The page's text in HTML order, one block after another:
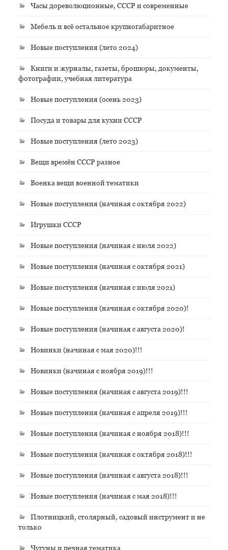
Часы дореволюционные, СССР и современные
Мебель и всё остальное крупногабаритное
Новые поступления (лето 2024)
Книги и журналы, газеты, брошюры, документы,
фотографии, учебная литература
Новые поступления (осень 2023)
Посуда и товары для кухни СССР
Новые поступления (лето 2023)
Вещи времён СССР разное
Военка вещи военной тематики
Новые поступления (начиная с октября 2022)
Игрушки СССР
Новые поступления (начиная с июля 2022)
Новые поступления (начиная с октября 2021)
Новые поступления (начиная с июля 2021)
Новые поступления (начиная с октября 2020)!
Новые поступления (начиная с августа 2020)!
Новинки (начиная с мая 2020)!!!
Новинки (начиная с ноября 2019)!!!
Новые поступления (начиная с августа 2019)!!!
Новые поступления (начиная с апреля 2019)!!!
Новые поступления (начиная с ноября 2018)!!!
Новые поступления (начиная с октября 2018)!!!
Новые поступления (начиная с августа 2018)!!!
Новые поступления (начиная с мая 2018)!!!
Плотницкий, столярный, садовый инструмент и не
только
Чугуны и печная тематика